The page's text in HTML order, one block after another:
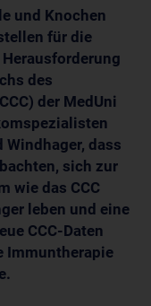
und Knochen
für die
des
der MedUni
dass
sich zur
wie das CCC
leben und eine
CCC-Daten
Immuntherapie